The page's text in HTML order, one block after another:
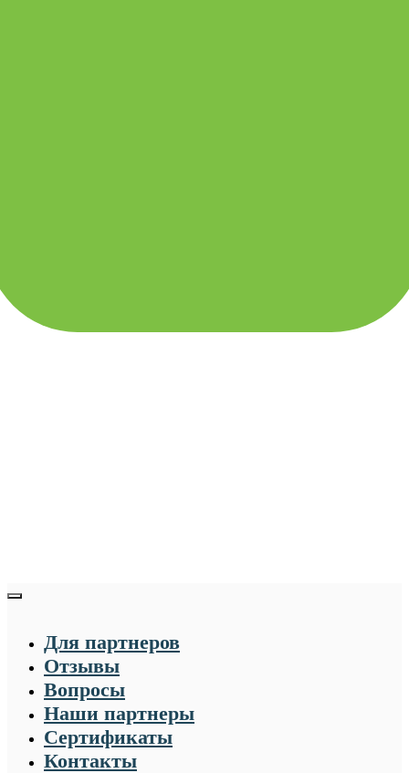
Для партнеров
Отзывы
Вопросы
Наши партнеры
Сертификаты
Контакты